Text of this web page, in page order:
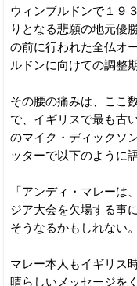
ウィンブルドンで１９
りとなる悲願の地元優
の前に行われた全仏オ
ルドンに向けての調整
その腰の痛みは、ここ
で、イギリスで最も古
のマイク・ディックソ
ッターで以下のように
「アンディ・マレーは
ジア大会を欠場する事
そうなるかもしれない。
マレー本人もイギリス
晴らしいメッセージを